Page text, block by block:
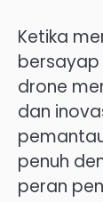
Ketika
bersayap
drone
dan
penuh
peran